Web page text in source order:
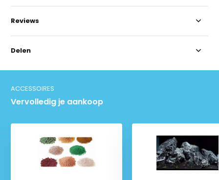
Reviews
Delen
ACCESSOIRES
Vervolledig je aankoop